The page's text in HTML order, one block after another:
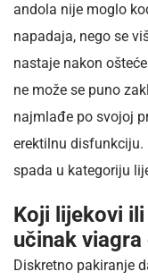
andola nije moglo
napadaja, nego se
nastaje nakon
ne može se puno
najmlađe po svojoj
erektilnu disfunkciju.
spada u kategoriju
Koji lijekovi
učinak viagra
Diskretno pakiranje